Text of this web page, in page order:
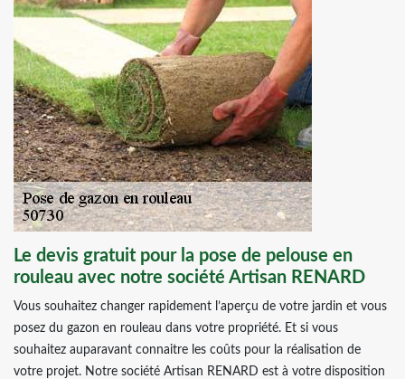
Le devis gratuit pour la pose de pelouse en
rouleau avec notre société Artisan RENARD
Vous souhaitez changer rapidement l’aperçu de votre jardin et vous
posez du gazon en rouleau dans votre propriété. Et si vous
souhaitez auparavant connaitre les coûts pour la réalisation de
votre projet. Notre société Artisan RENARD est à votre disposition